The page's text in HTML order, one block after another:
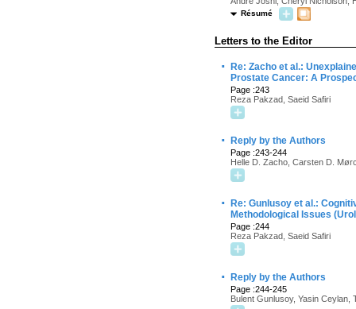
Résumé
Letters to the Editor
·
Re: Zacho et al.:
Prostate Cancer: A
Page :243
Reza Pakzad, Saeid Safiri
· Reply by the Authors
Page :243-244
Helle D. Zacho, Carsten D.
·
Re: Gunlusoy et al.:
Methodological Issues
Page :244
Reza Pakzad, Saeid Safiri
· Reply by the Authors
Page :244-245
Bulent Gunlusoy, Yasin Ceylan,